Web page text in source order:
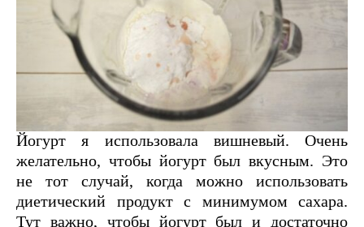
Йогурт я использовала вишневый. Очень
желательно, чтобы йогурт был вкусным. Это
не тот случай, когда можно использовать
диетический продукт с минимумом сахара.
Тут важно, чтобы йогурт был и достаточно